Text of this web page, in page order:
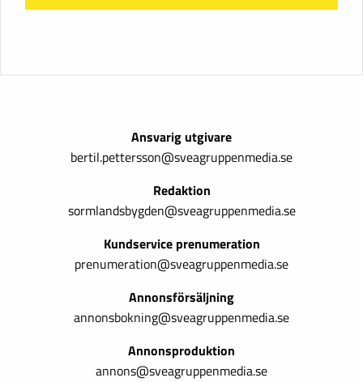
Ansvarig utgivare
bertil.pettersson@sveagruppenmedia.se
Redaktion
sormlandsbygden@sveagruppenmedia.se
Kundservice prenumeration
prenumeration@sveagruppenmedia.se
Annonsförsäljning
annonsbokning@sveagruppenmedia.se
Annonsproduktion
annons@sveagruppenmedia.se